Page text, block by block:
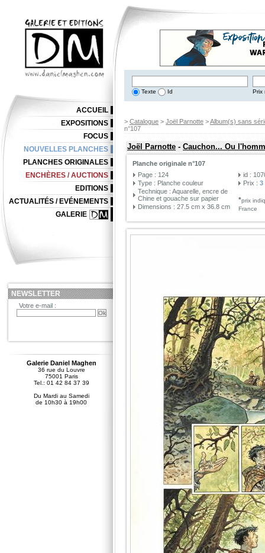
Texte Id Prix
> Catalogue > Joël Parnotte >Album(s) sans
n°107
Joël Parnotte-Cauchon... Ou
Planche originale n°107
Page : 124
Type : Planche couleur
Technique : Aquarelle, encre de
Chine et gouache sur papier
Dimensions : 27.5 cm x 36.8 cm
id :
Prix :3
*prix
France
ACCUEIL
EXPOSITIONS
FOCUS
NOUVELLES PLANCHES
PLANCHES ORIGINALES
ENCHÈRES / AUCTIONS
EDITIONS
ACTUALITÉS / EVÉNEMENTS
GALERIE
NEWSLETTER
Votre e-mail :
Galerie Daniel Maghen
36 rue du Louvre
75001 Paris
Tel.: 01 42 84 37 39
Du Mardi au Samedi
de 10h30 à 19h00